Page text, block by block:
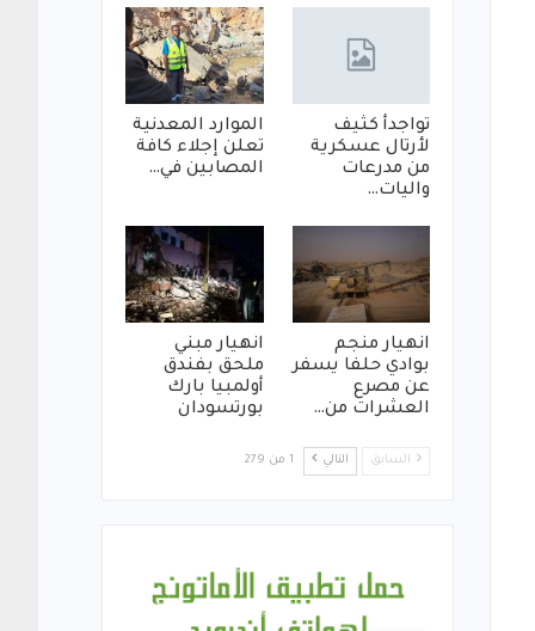
تواجدأ كثيف
لأرتال عسكرية
من مدرعات
واليات…
الموارد المعدنية
تعلن إجلاء كافة
المصابين في…
انهيار منجم
بوادي حلفا يسفر
عن مصرع
العشرات من…
انهيار مبني
ملحق بفندق
أولمبيا بارك
بورتسودان
السابق التالي 1 من 279